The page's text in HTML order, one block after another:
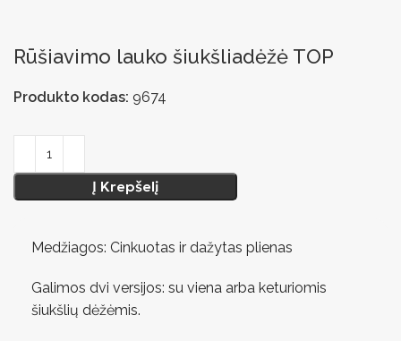
Rūšiavimo lauko šiukšliadėžė TOP
Produkto kodas: 9674
Į Krepšelį
Medžiagos: Cinkuotas ir dažytas plienas
Galimos dvi versijos: su viena arba keturiomis
šiukšlių dėžėmis.